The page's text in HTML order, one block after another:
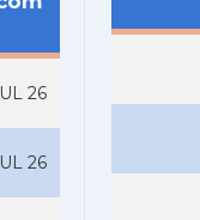
26
26